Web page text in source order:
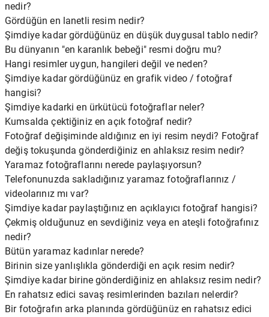
nedir?
Gördüğün en lanetli resim nedir?
Şimdiye kadar gördüğünüz en düşük duygusal tablo nedir?
Bu dünyanın "en karanlık bebeği" resmi doğru mu?
Hangi resimler uygun, hangileri değil ve neden?
Şimdiye kadar gördüğünüz en grafik video / fotoğraf
hangisi?
Şimdiye kadarki en ürkütücü fotoğraflar neler?
Kumsalda çektiğiniz en açık fotoğraf nedir?
Fotoğraf değişiminde aldığınız en iyi resim neydi? Fotoğraf
değiş tokuşunda gönderdiğiniz en ahlaksız resim nedir?
Yaramaz fotoğraflarını nerede paylaşıyorsun?
Telefonunuzda sakladığınız yaramaz fotoğraflarınız /
videolarınız mı var?
Şimdiye kadar paylaştığınız en açıklayıcı fotoğraf hangisi?
Çekmiş olduğunuz en sevdiğiniz veya en ateşli fotoğrafınız
nedir?
Bütün yaramaz kadınlar nerede?
Birinin size yanlışlıkla gönderdiği en açık resim nedir?
Şimdiye kadar birine gönderdiğiniz en ahlaksız resim nedir?
En rahatsız edici savaş resimlerinden bazıları nelerdir?
Bir fotoğrafın arka planında gördüğünüz en rahatsız edici